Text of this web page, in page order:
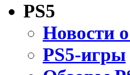
PS5
Новости
PS5-игры